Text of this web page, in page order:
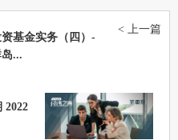
基金实务（四）-
...
< 上一篇
2022